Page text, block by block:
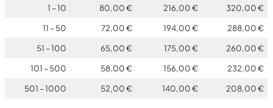
1 – 10 80,00 € 216,00 € 320,00 €
11 – 50 72,00 € 194,00 € 288,00 €
51 – 100 65,00 € 175,00 € 260,00 €
101 – 500 58,00 € 156,00 € 232,00 €
501 – 1000 52,00 € 140,00 € 208,00 €